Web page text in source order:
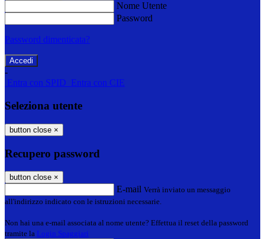
Nome Utente
Password
Password dimenticata?
-
Entra con SPID Entra con CIE
Seleziona utente
button close ×
Recupero password
button close ×
E-mail Verrà inviato un messaggio
all'indirizzo indicato con le istruzioni necessarie.
Non hai una e-mail associata al nome utente? Effettua il reset della password
tramite la Login Spaggiari